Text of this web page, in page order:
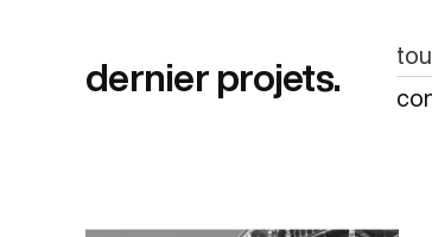
dernier projets.